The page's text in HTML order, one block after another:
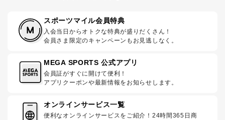
スポーツマイル会員特典
入会当日からオトクな特典が盛りだくさん！
会員さま限定のキャンペーンもお見逃しなく。
MEGA SPORTS 公式アプリ
会員証がすぐに開けて便利！
アプリクーポンや最新情報をお知らせします。
オンラインサービス一覧
便利なオンラインサービスをご紹介！24時間365日商